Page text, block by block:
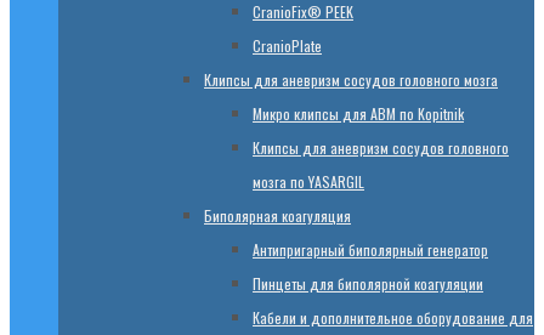
CranioFix® PEEK
CranioPlate
Клипсы для аневризм сосудов головного мозга
Микро клипсы для АВМ по Kopitnik
Клипсы для аневризм сосудов головного
мозга по YASARGIL
Биполярная коагуляция
Антипригарный биполярный генератор
Пинцеты для биполярной коагуляции
Кабели и дополнительное оборудование для